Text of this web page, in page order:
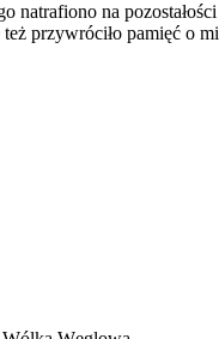
natrafiono na
przywróciło pamięć o